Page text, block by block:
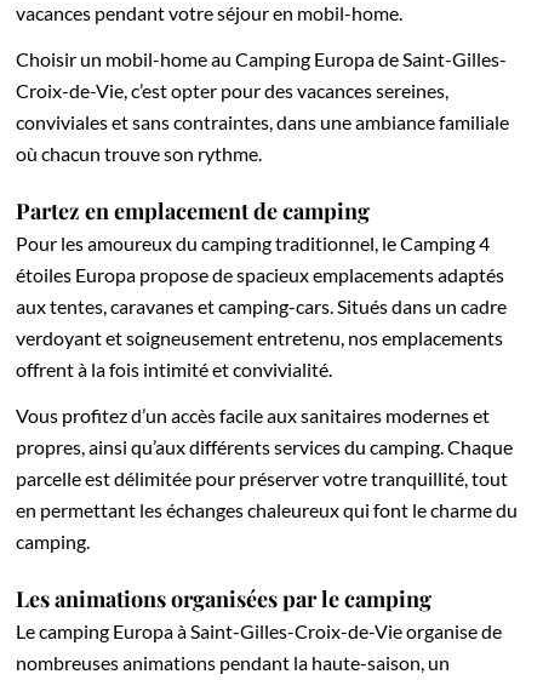
vacances pendant votre séjour en mobil-home.
Choisir un mobil-home au Camping Europa de Saint-Gilles-
Croix-de-Vie, c’est opter pour des vacances sereines,
conviviales et sans contraintes, dans une ambiance familiale
où chacun trouve son rythme.
Partez en emplacement de camping
Pour les amoureux du camping traditionnel, le Camping 4
étoiles Europa propose de spacieux emplacements adaptés
aux tentes, caravanes et camping-cars. Situés dans un cadre
verdoyant et soigneusement entretenu, nos emplacements
offrent à la fois intimité et convivialité.
Vous profitez d’un accès facile aux sanitaires modernes et
propres, ainsi qu’aux différents services du camping. Chaque
parcelle est délimitée pour préserver votre tranquillité, tout
en permettant les échanges chaleureux qui font le charme du
camping.
Les animations organisées par le camping
Le camping Europa à Saint-Gilles-Croix-de-Vie organise de
nombreuses animations pendant la haute-saison, un